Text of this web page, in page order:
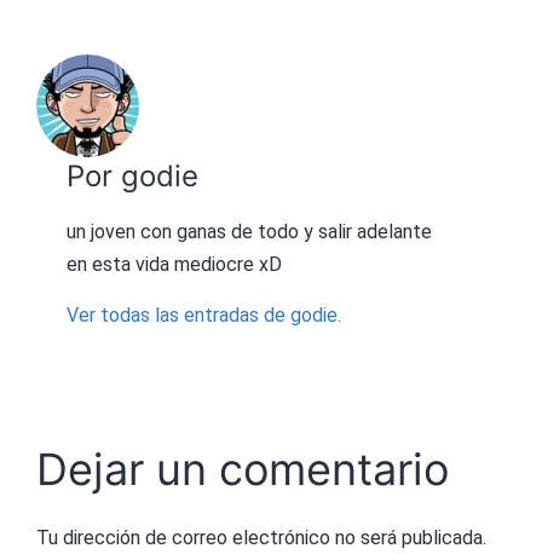
Por godie
un joven con ganas de todo y salir adelante
en esta vida mediocre xD
Ver todas las entradas de godie.
Dejar un comentario
Tu dirección de correo electrónico no será publicada.